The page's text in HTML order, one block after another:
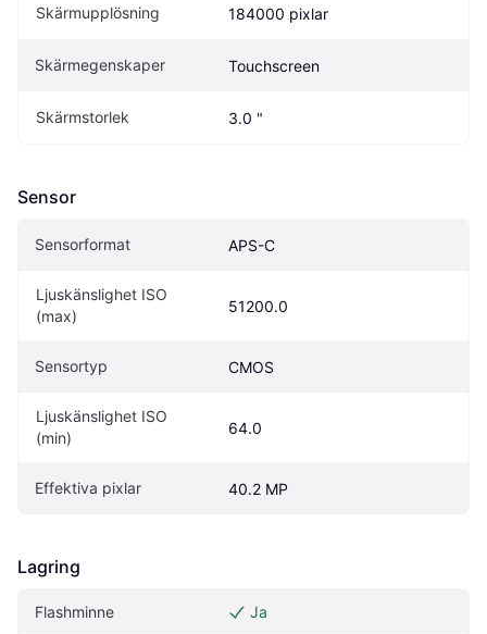
Skärmupplösning 184000 pixlar
Skärmegenskaper Touchscreen
Skärmstorlek 3.0 "
Sensor
Sensorformat APS-C
Ljuskänslighet ISO
(max)
51200.0
Sensortyp CMOS
Ljuskänslighet ISO
(min)
64.0
Effektiva pixlar 40.2 MP
Lagring
Flashminne Ja